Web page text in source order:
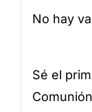
No hay
Sé el